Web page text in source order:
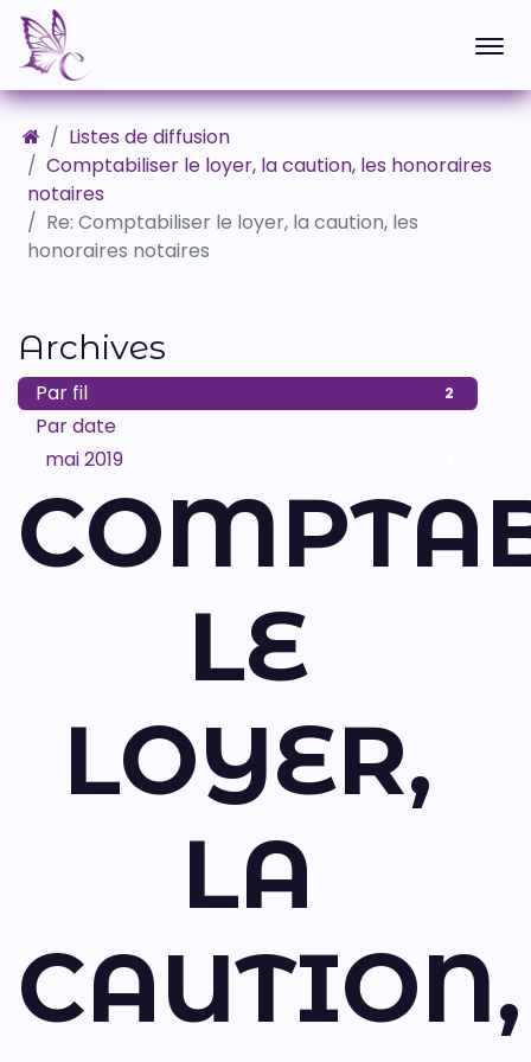
Listes de diffusion
Comptabiliser le loyer, la caution, les honoraires
notaires
Re: Comptabiliser le loyer, la caution, les
honoraires notaires
Archives
Par fil 2
Par date
mai 2019
LE
LOYER,
LA
CAUTION,